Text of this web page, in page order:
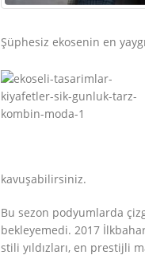
Şüphesiz ekosenin en
kavuşabilirsiniz.
Bu sezon podyumlarda
bekleyemedi. 2017
stili yıldızları, en prestijli